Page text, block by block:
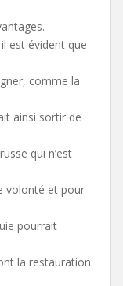
est évident que
comme la
ainsi sortir de
qui n’est
volonté et pour
pourrait
la restauration